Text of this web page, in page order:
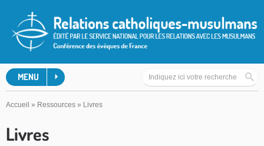
MENU
Accueil » Ressources » Livres
Livres